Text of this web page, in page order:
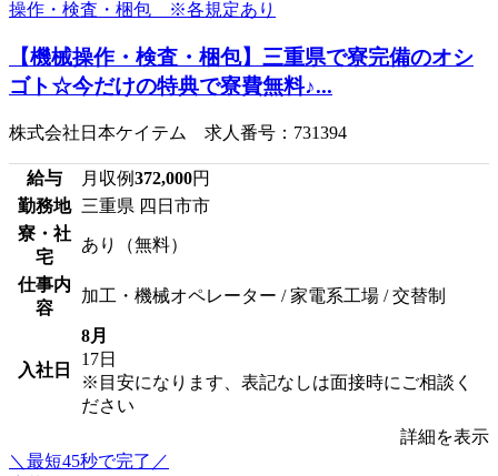
【機械操作・検査・梱包】三重県で寮完備のオシ
ゴト☆今だけの特典で寮費無料♪...
株式会社日本ケイテム 求人番号：731394
給与 月収例372,000円
勤務地 三重県 四日市市
寮・社
宅
あり（無料）
仕事内
容
加工・機械オペレーター / 家電系工場 / 交替制
入社日
8月
17日
※目安になります、表記なしは面接時にご相談く
ださい
詳細を表示
＼最短45秒で完了／